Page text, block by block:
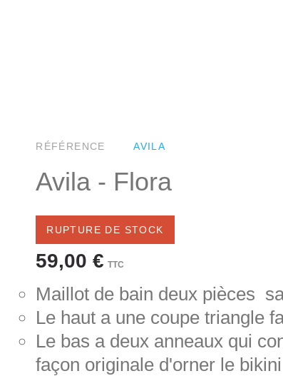
RÉFÉRENCE AVILA
Avila - Flora
RUPTURE DE STOCK
59,00 € TTC
Maillot de bain deux pièces
Le haut a une coupe triangle
Le bas a deux anneaux qui
façon originale d'orner le bikini